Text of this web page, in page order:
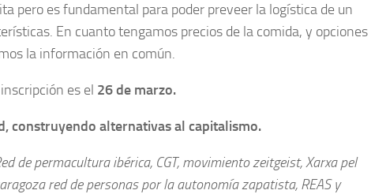
pero es fundamental para poder preveer la logística de un
En cuanto tengamos precios de la comida, y opciones
la información en común.
es el 26 de marzo.
construyendo alternativas al capitalismo.
de permacultura ibérica, CGT, movimiento zeitgeist, Xarxa pel
red de personas por la autonomía zapatista, REAS y